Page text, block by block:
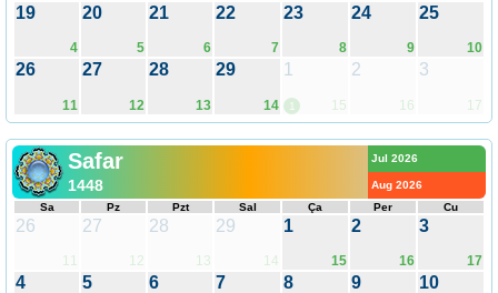
19
4
20
5
21
6
22
7
23
8
24
9
25
10
26
11
27
12
28
13
29
14
1
15
1
2
16
3
17
Safar
1448
Jul 2026
Aug 2026
Sa
Pz Pzt Sal Ça Per Cu
26
11
27
12
28
13
29
14
1
15
2
16
3
17
4 5 6 7 8 9 10